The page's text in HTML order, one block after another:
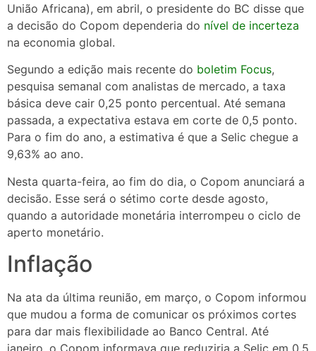
União Africana), em abril, o presidente do BC disse que
a decisão do Copom dependeria do nível de incerteza
na economia global.
Segundo a edição mais recente do boletim Focus,
pesquisa semanal com analistas de mercado, a taxa
básica deve cair 0,25 ponto percentual. Até semana
passada, a expectativa estava em corte de 0,5 ponto.
Para o fim do ano, a estimativa é que a Selic chegue a
9,63% ao ano.
Nesta quarta-feira, ao fim do dia, o Copom anunciará a
decisão. Esse será o sétimo corte desde agosto,
quando a autoridade monetária interrompeu o ciclo de
aperto monetário.
Inflação
Na ata da última reunião, em março, o Copom informou
que mudou a forma de comunicar os próximos cortes
para dar mais flexibilidade ao Banco Central. Até